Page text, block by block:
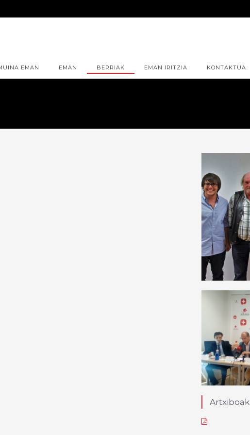
EMAN EMAN BERRIAK EMAN IRITZIA KONTAKTUA
Artxiboak